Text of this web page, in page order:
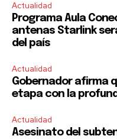
Actualidad
Programa Aula
antenas Starlink
del país
Actualidad
Gobernador afirma
etapa con la
Actualidad
Asesinato del